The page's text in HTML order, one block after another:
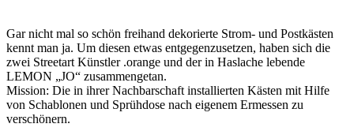
Gar nicht mal so schön freihand dekorierte Strom- und Postkästen
kennt man ja. Um diesen etwas entgegenzusetzen, haben sich die
zwei Streetart Künstler .orange und der in Haslache lebende
LEMON „JO“ zusammengetan.
Mission: Die in ihrer Nachbarschaft installierten Kästen mit Hilfe
von Schablonen und Sprühdose nach eigenem Ermessen zu
verschönern.